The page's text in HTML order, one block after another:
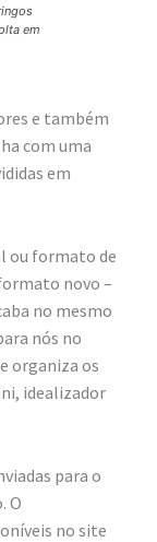
em
e também
com uma
em
ou formato de
novo –
no mesmo
nós no
organiza os
idealizador
para o
O
no site